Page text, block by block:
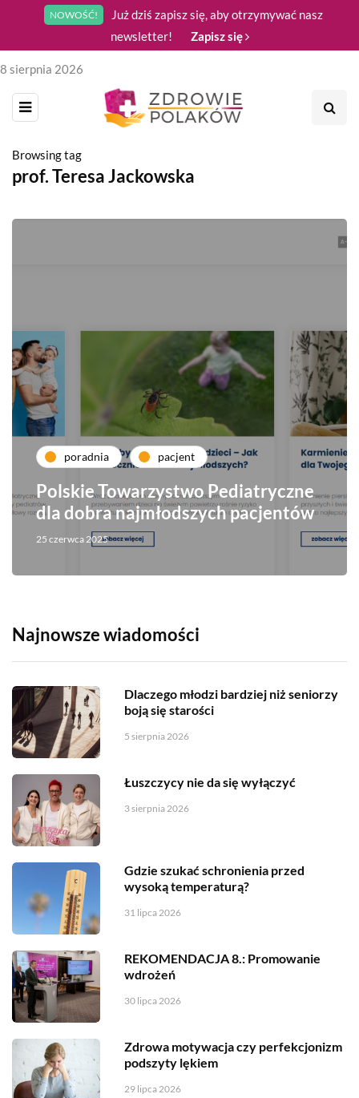
NOWOŚĆ!
Już dziś zapisz się, aby otrzymywać nasz
newsletter!
Zapisz się
8 sierpnia 2026
Browsing tag
prof. Teresa Jackowska
poradnia pacjent
Polskie Towarzystwo Pediatryczne
dla dobra najmłodszych pacjentów
25 czerwca 2025
Najnowsze wiadomości
Dlaczego młodzi bardziej niż seniorzy
boją się starości
5 sierpnia 2026
Łuszczycy nie da się wyłączyć
3 sierpnia 2026
Gdzie szukać schronienia przed
wysoką temperaturą?
31 lipca 2026
REKOMENDACJA 8.: Promowanie
wdrożeń
30 lipca 2026
Zdrowa motywacja czy perfekcjonizm
podszyty lękiem
29 lipca 2026